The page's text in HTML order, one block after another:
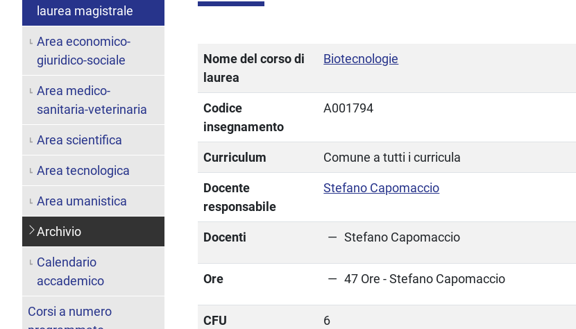
Nome del corso di
laurea
Biotecnologie
Codice
insegnamento
A001794
Curriculum Comune a tutti i curricula
Docente
responsabile
Stefano Capomaccio
Docenti Stefano Capomaccio
Ore 47 Ore - Stefano Capomaccio
CFU 6
laurea magistrale
Area economico-
giuridico-sociale
Area medico-
sanitaria-veterinaria
Area scientifica
Area tecnologica
Area umanistica
Archivio
Calendario
accademico
Corsi a numero